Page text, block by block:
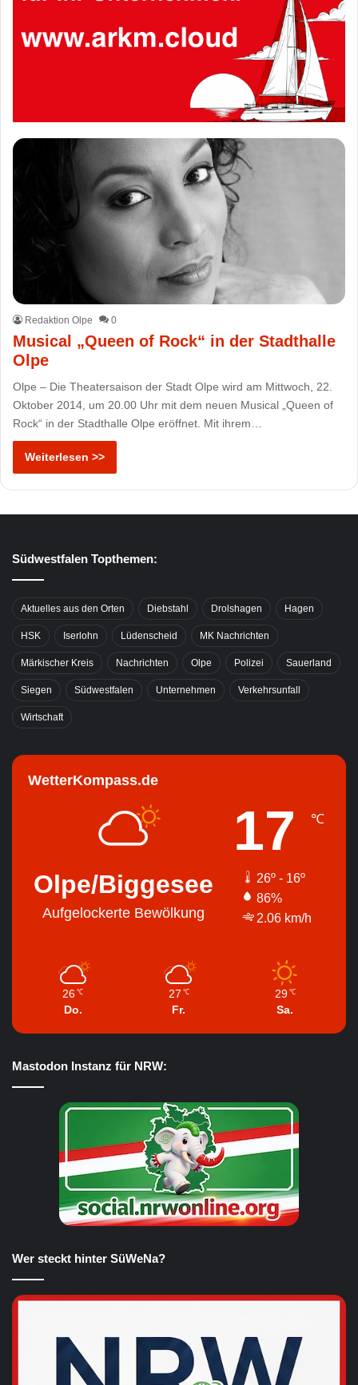
Redaktion Olpe 0
Musical „Queen of Rock“ in der Stadthalle
Olpe
Olpe – Die Theatersaison der Stadt Olpe wird am Mittwoch, 22.
Oktober 2014, um 20.00 Uhr mit dem neuen Musical „Queen of
Rock“ in der Stadthalle Olpe eröffnet. Mit ihrem…
Weiterlesen >>
Südwestfalen Topthemen:
Aktuelles aus den Orten Diebstahl Drolshagen Hagen
HSK Iserlohn Lüdenscheid MK Nachrichten
Märkischer Kreis Nachrichten Olpe Polizei Sauerland
Siegen Südwestfalen Unternehmen Verkehrsunfall
Wirtschaft
WetterKompass.de
Olpe/Biggesee
Aufgelockerte Bewölkung
17 ℃
26º - 16º
86%
2.06 km/h
26 ℃
Do.
27 ℃
Fr.
29 ℃
Sa.
Mastodon Instanz für NRW:
Wer steckt hinter SüWeNa?